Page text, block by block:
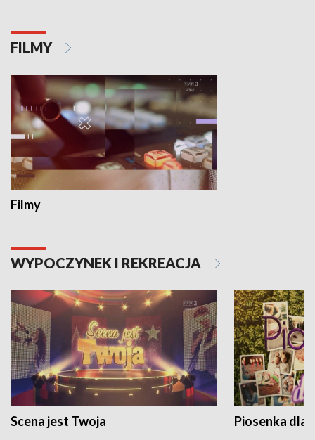
FILMY
Filmy
WYPOCZYNEK I REKREACJA
Scena jest Twoja Piosenka dla